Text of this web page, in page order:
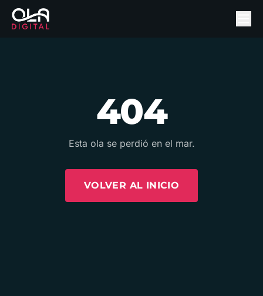
404
Esta ola se perdió en el mar.
VOLVER AL INICIO